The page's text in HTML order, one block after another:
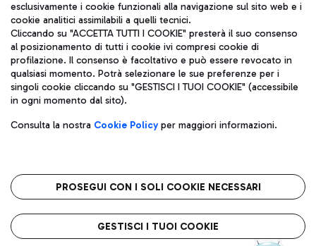
Aeroporti di Roma S.p.A. - Società soggetta a direzione e
coordinamento di Mundys S.p.A.
Codice fiscale e Registro delle Imprese di Roma 13032990155 P.
IVA 06572251004
Capitale sociale 62.224.743,00 int. vers.
Sede legale: Via Pier Paolo Racchetti 1 - 00054 Fiumicino (RM)
telefono +39 06 65951
Privacy policy
Note legali
Roma FCO
L'aeroporto stellato
esclusivamente i cookie funzionali alla navigazione sul sito web e i
cookie analitici assimilabili a quelli tecnici.
Cliccando su "ACCETTA TUTTI I COOKIE" presterà il suo consenso
al posizionamento di tutti i cookie ivi compresi cookie di
profilazione. Il consenso è facoltativo e può essere revocato in
qualsiasi momento. Potrà selezionare le sue preferenze per i
singoli cookie cliccando su "GESTISCI I TUOI COOKIE" (accessibile
in ogni momento dal sito).
Consulta la nostra Cookie Policyper maggiori informazioni.
PROSEGUI CON I SOLI COOKIE NECESSARI
GESTISCI I TUOI COOKIE